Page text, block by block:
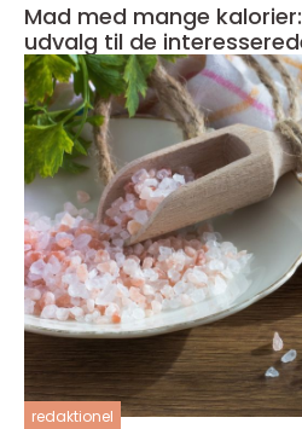
Mad med mange
udvalg til de
redaktionel